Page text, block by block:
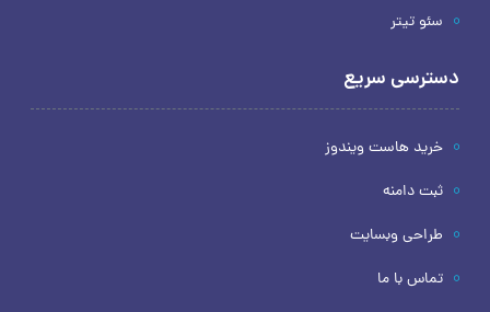
سئو تیتر
دسترسی سریع
خرید هاست ویندوز
ثبت دامنه
طراحی وبسایت
تماس با ما